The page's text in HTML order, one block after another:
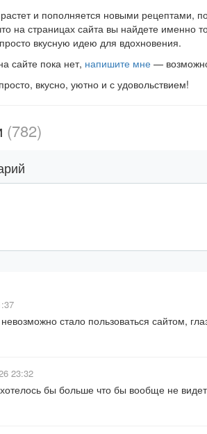
и пополняется новыми рецептами,
на страницах сайта вы найдете именно
вкусную идею для вдохновения.
сайте пока нет, напишите мне —
вкусно, уютно и с удовольствием!
(782)
стало пользоваться сайтом,
23:32
бы больше что бы вообще не